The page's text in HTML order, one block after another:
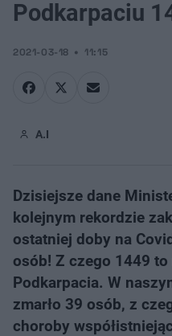
Podkarpaciu
2021-03-18 11:15
A.I
Dzisiejsze dane
kolejnym rekordzie
ostatniej doby na
osób! Z czego 1449
Podkarpacia. W
zmarło 39 osób, z
choroby